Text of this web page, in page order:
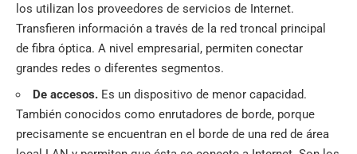
los utilizan los proveedores de servicios de Internet.
Transfieren información a través de la red troncal principal
de fibra óptica. A nivel empresarial, permiten conectar
grandes redes o diferentes segmentos.
De accesos. Es un dispositivo de menor capacidad.
También conocidos como enrutadores de borde, porque
precisamente se encuentran en el borde de una red de área